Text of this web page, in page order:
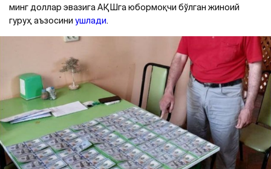
минг доллар эвазига АҚШга юбормоқчи бўлган жиноий
гуруҳ аъзосини ушлади.